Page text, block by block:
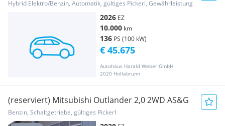
Hybrid Elektro/Benzin, Automatik, gültiges Pickerl, Gewährleistung
2026 EZ
10.000 km
136 PS (100 kW)
Autohaus Harald Weber GmbH
2020 Hollabrunn
€ 45.675
(reserviert) Mitsubishi Outlander 2,0 2WD AS&G
Benzin, Schaltgetriebe, gültiges Pickerl